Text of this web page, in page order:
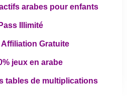
arabes pour enfants
Illimité
Affiliation Gratuite
jeux en arabe
tables de multiplications